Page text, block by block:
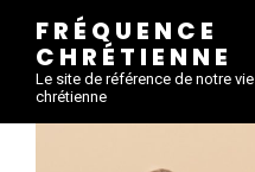
FRÉQUENCE
CHRÉTIENNE
Le site de référence de notre vie
chrétienne